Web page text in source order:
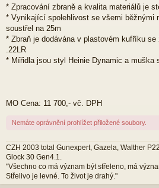
* Zpracování zbraně a kvalita materiálů je
* Vynikající spolehlivost se všemi běžnými
soustřel na 25m
* Zbraň je dodávána v plastovém kufříku
.22LR
* Mířidla jsou styl Heinie Dynamic a muška
MO Cena: 11 700,- vč. DPH
Nemáte oprávnění prohlížet přiložené soubory.
CZH 2003 total Gunexpert, Gazela, Walther
Glock 30 Gen4.1.
"Všechno co má význam být střeleno, má
Střelivo je levné. To život je drahý."